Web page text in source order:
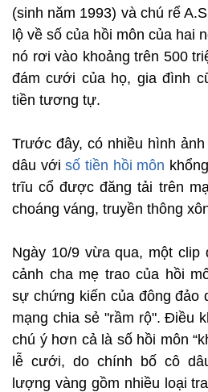
(sinh năm 1993) và chú rể
lộ về số của hồi môn của hai
nó rơi vào khoảng trên 500
đám cưới của họ, gia đình
tiền tương tự.
Trước đây, có nhiều hình
dâu vớisố tiền hồi môn
trĩu cổ được đăng tải trên
choáng váng, truyền thông
Ngày 10/9 vừa qua, một clip
cảnh cha mẹ trao của hồi
sự chứng kiến của đông đảo
mạng chia sẻ "rầm rộ". Điều
chú ý hơn cả là số hồi môn
lễ cưới, do chính bố cô
lượng vàng gồm nhiều loại